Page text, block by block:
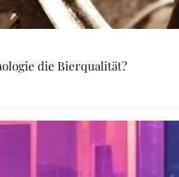
die Bierqualität?